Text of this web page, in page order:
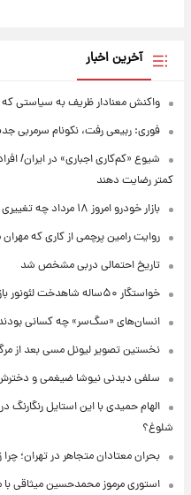
آخرین اخبار
واکنش معنادار ظریف به سیاستی که
فوری: ربیعی رفت، نکونام سرمربی
شیوع «کم‌کاری اجباری» در ایران/
کمتر رضایت دهند
بازار خودرو امروز ۱۸ مرداد چه تغییری کرد؟ +جدول
روایت رامین پرچمی از کاری که
تاریخ احتمالی دربی مشخص شد
خواستگار ۵۰ساله شاهدخت لئونور بازداشت شد
انسان‌های «سگ‌سر» چه کسانی
نخستین تصویر لیونل مسی بعد از
سلفی دیدنی نیوشا ضیغمی و
الهام حمیدی با این استایل
شلوغ؟
بحران معتادان متجاهر در تهران؛
استوری مرموز محمدحسین میثاقی با